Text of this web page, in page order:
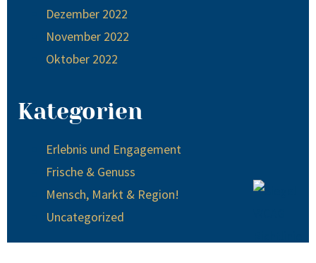
Dezember 2022
November 2022
Oktober 2022
Kategorien
Erlebnis und Engagement
Frische & Genuss
Mensch, Markt & Region!
Uncategorized